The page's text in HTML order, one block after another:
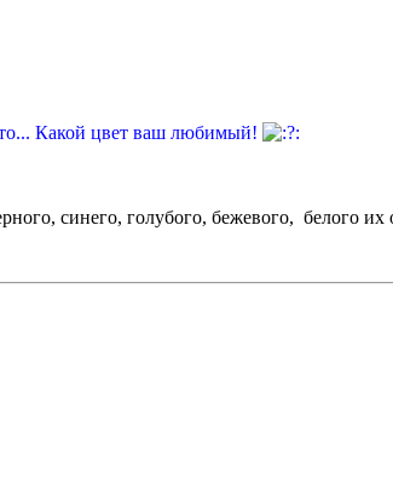
Какой цвет ваш любимый! :
синего, голубого, бежевого, белого